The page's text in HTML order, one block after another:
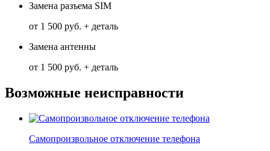
Замена разъема SIM
от 1 500 руб. + деталь
Замена антенны
от 1 500 руб. + деталь
Возможные неисправности
Самопроизвольное отключение телефона